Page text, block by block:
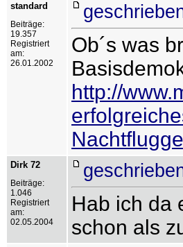
standard
Beiträge:
19.357
Registriert
am:
26.01.2002
Ob´s was
http://
Dirk 72
Beiträge:
1.046
Registriert
am:
02.05.2004
Hab ich da
schon als